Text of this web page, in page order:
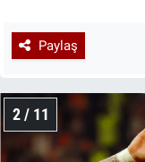
Paylaş
2 / 11